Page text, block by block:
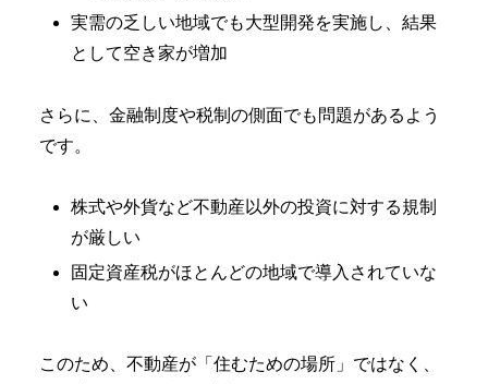
実需の乏しい地域でも大型開発を実施し、結果
として空き家が増加
さらに、金融制度や税制の側面でも問題があるよう
です。
株式や外貨など不動産以外の投資に対する規制
が厳しい
固定資産税がほとんどの地域で導入されていな
い
このため、不動産が「住むための場所」ではなく、